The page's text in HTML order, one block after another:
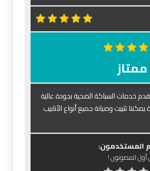
ممتاز
السباكة الصحية بجودة عالية
تثبيت وصيانة جميع أنواع الأنابيب
المستخدمون:
أول المصوتون !